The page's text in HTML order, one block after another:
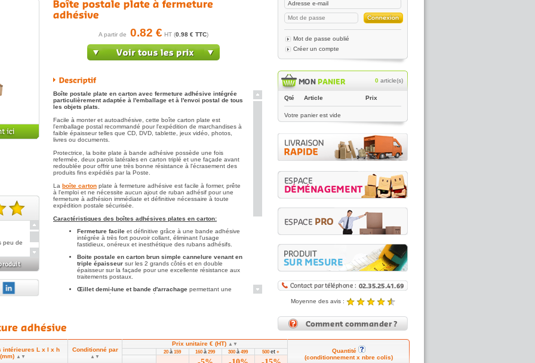
peu de
A partir de 0.82 € HT (0.98 € TTC)
Boîte postale plate en carton avec fermeture adhésive intégrée
particulièrement adaptée à l'emballage et à l'envoi postal de tous
les objets plats.
Facile à monter et autoadhésive, cette boîte carton plate est
l'emballage postal recommandé pour l'expédition de marchandises à
faible épaisseur telles que CD, DVD, tablette, jeux vidéo, photos,
livres ou documents.
Protectrice, la boite plate à bande adhésive possède une fois
refermée, deux parois latérales en carton triplé et une façade avant
redoublée pour offrir une très bonne résistance à l'écrasement des
produits fins expédiés par la Poste.
La boîte carton plate à fermeture adhésive est facile à former, prête
à l'emploi et ne nécessite aucun ajout de ruban adhésif pour une
fermeture à adhésion immédiate et définitive nécessaire à toute
expédition postale sécurisée.
Caractéristiques des boîtes adhésives plates en carton:
Fermeture facile et définitive grâce à une bande adhésive
intégrée à très fort pouvoir collant, éliminant l'usage
fastidieux, onéreux et inesthétique des rubans adhésifs.
Boite postale en carton brun simple cannelure venant en
triple épaisseur sur les 2 grands côtés et en double
épaisseur sur la façade pour une excellente résistance aux
traitements postaux.
Œillet demi-lune et bande d'arrachage permettant une
ouverture très facile par le réceptionnaire.
de faible hauteur.
Conditionnement
par 20 boîtes.
Mot de passe oublié
Créer un compte
0 article(s)
Qté Article Prix
Votre panier est vide
Moyenne des avis :
Noté4.89/5 |8431reviews
intérieures L x l x h
(mm) ▲▼
Conditionné par
▲▼
Prix unitaire € (HT) ▲▼
Quantité
(conditionnement x nbre colis)
20 à 159 160 à 299 300 à 499 500 et +